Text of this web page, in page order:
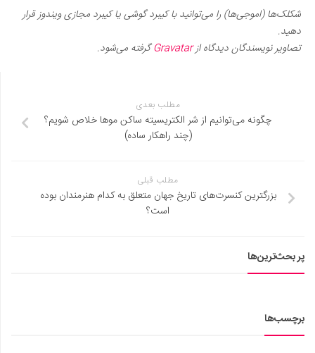
شکلک‌ها (اموجی‌ها) را می‌توانید با کیبرد گوشی یا کیبرد مجازی ویندوز قرار
دهید.
تصاویر نویسندگان دیدگاه ازGravatarگرفته می‌شود.
مطلب بعدی
چگونه می‌توانیم از شر الکتریسیته ساکن موها خلاص شویم؟
(چند راهکار ساده)
مطلب قبلی
بزرگترین کنسرت‌های تاریخ جهان متعلق به کدام هنرمندان بوده
است؟
پر بحث‌ترین‌ها
برچسب‌ها